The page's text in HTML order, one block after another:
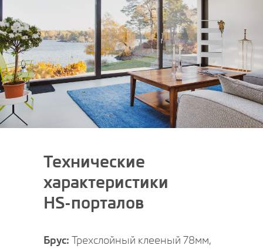
Технические
характеристики
HS-порталов
Брус: Трехслойный клееный 78мм,